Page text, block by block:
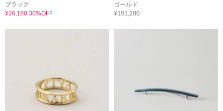
ブラック
¥26,180 30%OFF
ゴールド
¥101,200